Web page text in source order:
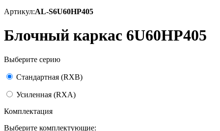
Артикул:AL-S6U60HP405
Блочный каркас 6U60HP405
Выберите серию
Стандартная (RXB)
Усиленная (RXA)
Комплектация
Выберите комплектующие: